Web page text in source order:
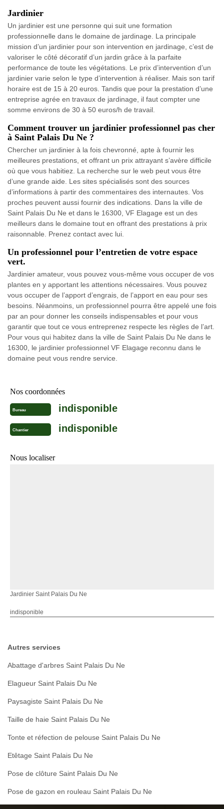
Jardinier
Un jardinier est une personne qui suit une formation
professionnelle dans le domaine de jardinage. La principale
mission d’un jardinier pour son intervention en jardinage, c’est de
valoriser le côté décoratif d’un jardin grâce à la parfaite
performance de toute les végétations. Le prix d’intervention d’un
jardinier varie selon le type d’intervention à réaliser. Mais son tarif
horaire est de 15 à 20 euros. Tandis que pour la prestation d’une
entreprise agrée en travaux de jardinage, il faut compter une
somme environs de 30 à 50 euros/h de travail.
Comment trouver un jardinier professionnel pas cher
à Saint Palais Du Ne ?
Chercher un jardinier à la fois chevronné, apte à fournir les
meilleures prestations, et offrant un prix attrayant s’avère difficile
où que vous habitiez. La recherche sur le web peut vous être
d’une grande aide. Les sites spécialisés sont des sources
d’informations à partir des commentaires des internautes. Vos
proches peuvent aussi fournir des indications. Dans la ville de
Saint Palais Du Ne et dans le 16300, VF Elagage est un des
meilleurs dans le domaine tout en offrant des prestations à prix
raisonnable. Prenez contact avec lui.
Un professionnel pour l’entretien de votre espace
vert.
Jardinier amateur, vous pouvez vous-même vous occuper de vos
plantes en y apportant les attentions nécessaires. Vous pouvez
vous occuper de l’apport d’engrais, de l’apport en eau pour ses
besoins. Néanmoins, un professionnel pourra être appelé une fois
par an pour donner les conseils indispensables et pour vous
garantir que tout ce vous entreprenez respecte les règles de l’art.
Pour vous qui habitez dans la ville de Saint Palais Du Ne dans le
16300, le jardinier professionnel VF Elagage reconnu dans le
domaine peut vous rendre service.
Nos coordonnées
Bureau indisponible
Chantier indisponible
Nous localiser
Jardinier Saint Palais Du Ne
indisponible
Autres services
Abattage d'arbres Saint Palais Du Ne
Elagueur Saint Palais Du Ne
Paysagiste Saint Palais Du Ne
Taille de haie Saint Palais Du Ne
Tonte et réfection de pelouse Saint Palais Du Ne
Etêtage Saint Palais Du Ne
Pose de clôture Saint Palais Du Ne
Pose de gazon en rouleau Saint Palais Du Ne